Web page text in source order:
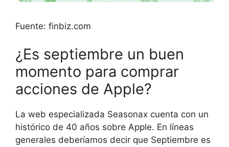
Fuente: finbiz.com
¿Es septiembre un buen
momento para comprar
acciones de Apple?
La web especializada Seasonax cuenta con un
histórico de 40 años sobre Apple. En líneas
generales deberíamos decir que Septiembre es